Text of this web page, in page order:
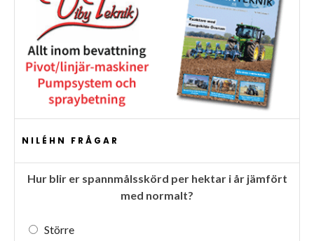
NILÉHN FRÅGAR
Hur blir er spannmålsskörd per hektar i år jämfört
med normalt?
Större